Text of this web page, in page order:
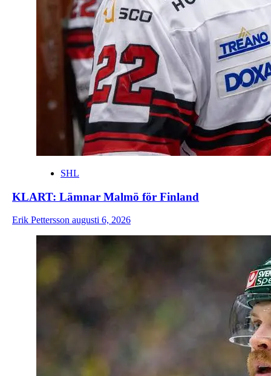
SHL
KLART: Lämnar Malmö för Finland
Erik Pettersson augusti 6, 2026